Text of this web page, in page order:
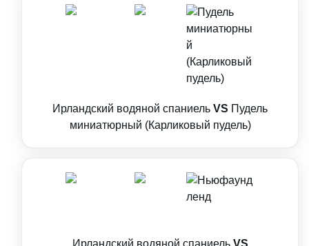
Ирландский водяной спаниель VS Пудель
миниатюрный (Карликовый пудель)
Ирландский водяной спаниель VS